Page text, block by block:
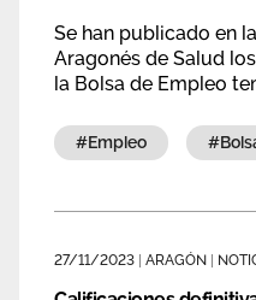
Se han publicado en
Aragonés de Salud
la Bolsa de Empleo
#empleo
27/11/2023 ARAGÓN